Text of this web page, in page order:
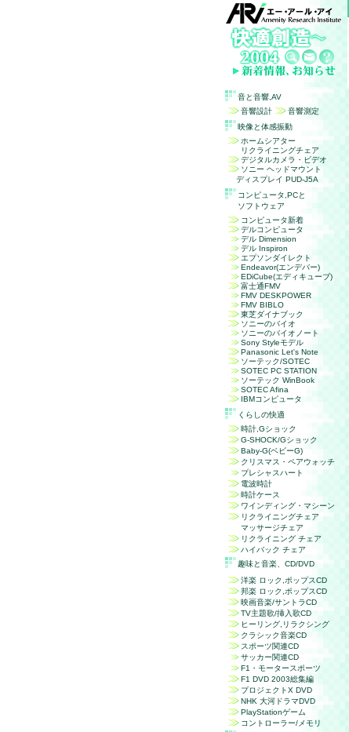
音と音響, AV
音響設計
音響測定
映像と体感振動
ホームシアター
リクライニングチェア
デジタルカメラ・ビデオ
ソニー ヘッドマウント
ディスプレイ PUD-J5A
コンピュータ, PCと
ソフトウェア
コンピュータ新着
デルコンピュータ
デル Dimension
デル Inspiron
エプソンダイレクト
Endeavor(エンデバー)
EDiCube(エディキューブ)
富士通FMV
FMV DESKPOWER
FMV BIBLO
東芝ダイナブック
ソニーのバイオ
ソニーのバイオノート
Sony Styleモデル
Panasonic Let's Note
ソーテック/SOTEC
SOTEC PC STATION
ソーテック WinBook
SOTEC Afina
IBMコンピュータ
くらしの快適
時計,Gショック
G-SHOCK/Gショック
Baby-G(ベビーG)
クリスマス・ペアウォッチ
プレシャスハート
電波時計
時計ケース
ワインディング・マシーン
リクライニングチェア
マッサージチェア
リクライニング チェア
ハイバック チェア
趣味と音楽、 CD/DVD
洋楽 ロック,ポップスCD
邦楽 ロック,ポップスCD
映画音楽/サントラCD
TV主題歌/挿入歌CD
ヒーリング,リラクシング
クラシック音楽CD
スポーツ関連CD
サッカー関連CD
F1・モータースポーツ
F1 DVD 2003総集編
プロジェクトX DVD
NHK 大河ドラマDVD
PlayStationゲーム
コントローラー/メモリ